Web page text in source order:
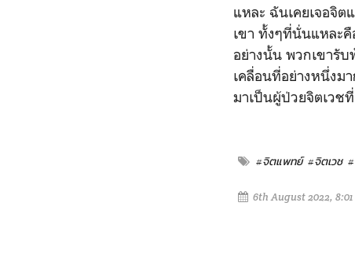
แหละ ฉันเคยเจอจิ
เขา ทั้งๆที่นั่นแหละ
อย่างนั้น พวกเขารับ
เคลื่อนที่อย่างหนึ่งม
มาเป็นผู้ป่วยจิตเวช
#จิตแพทย์ #จิตเวช
6th August 2022,